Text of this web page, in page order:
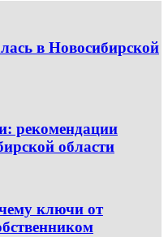
в Новосибирской
рекомендации
области
ключи от